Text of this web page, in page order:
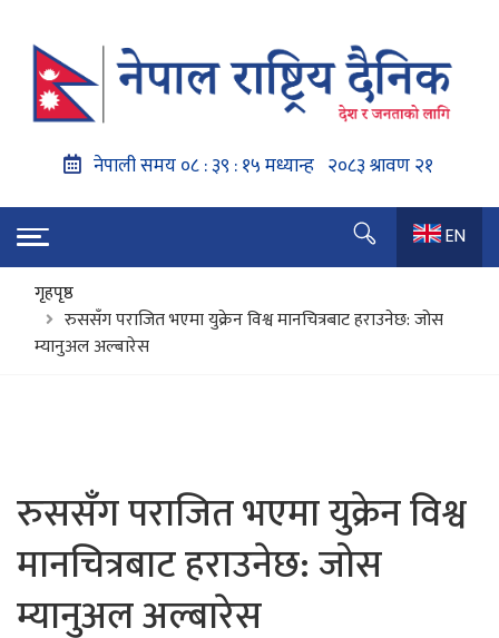
EN
गृहपृष्ठ
रुससँग पराजित भएमा युक्रेन विश्व मानचित्रबाट हराउनेछ: जोस
म्यानुअल अल्बारेस
रुससँग पराजित भएमा युक्रेन विश्व
मानचित्रबाट हराउनेछ: जोस
म्यानुअल अल्बारेस